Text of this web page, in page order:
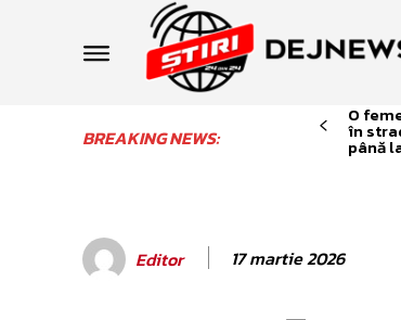
BREAKING NEWS:
O
în
până
Editor 17 martie 2026